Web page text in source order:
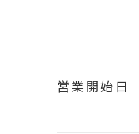
営業開始